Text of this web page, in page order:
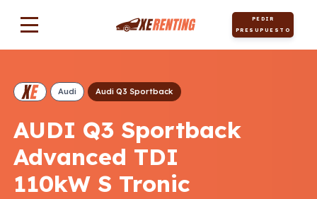
PEDIR
PRESUPUESTO
Audi Audi Q3 Sportback
AUDI Q3 Sportback
Advanced TDI
110kW S Tronic